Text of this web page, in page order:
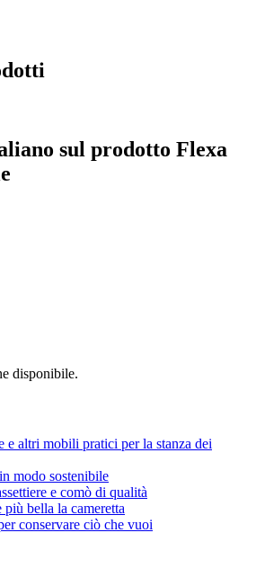
sul prodotto Flexa
disponibile.
e altri mobili pratici per la stanza dei
modo sostenibile
e comò di qualità
bella la cameretta
conservare ciò che vuoi